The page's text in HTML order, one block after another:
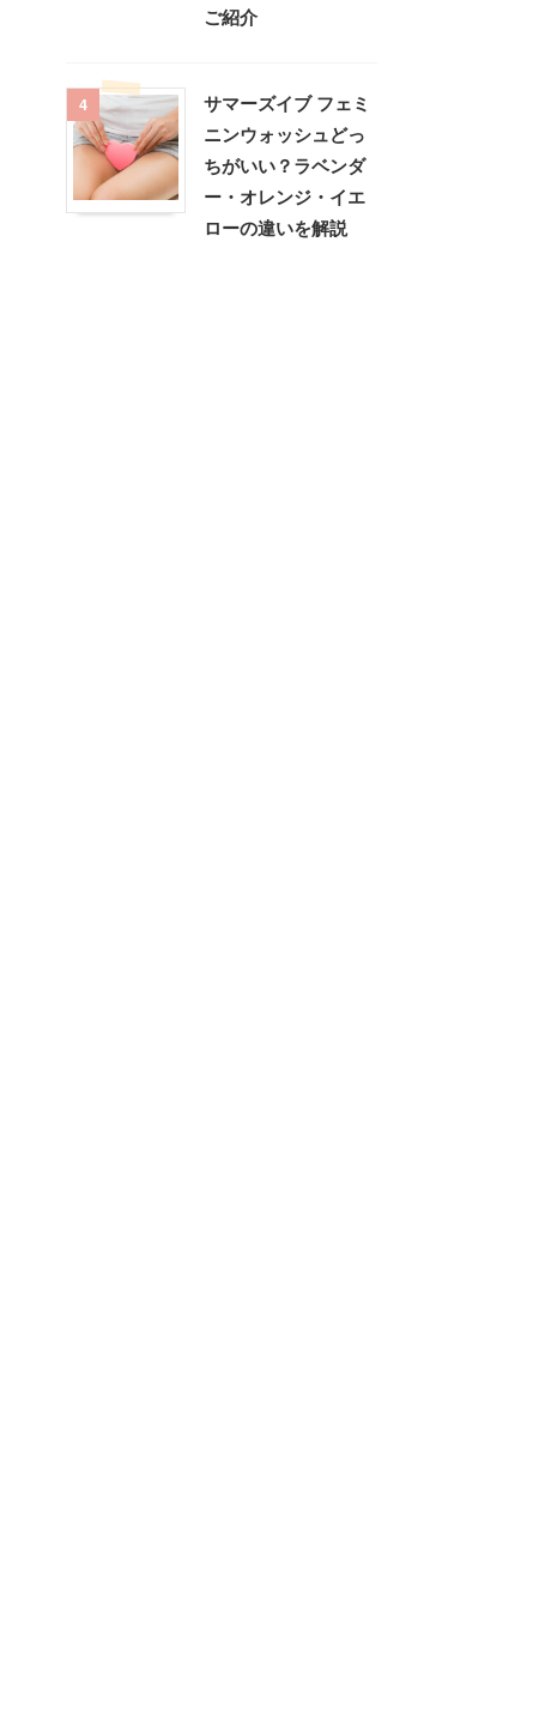
ご紹介
4
サマーズイブ フェミ
ニンウォッシュどっ
ちがいい？ラベンダ
ー・オレンジ・イエ
ローの違いを解説